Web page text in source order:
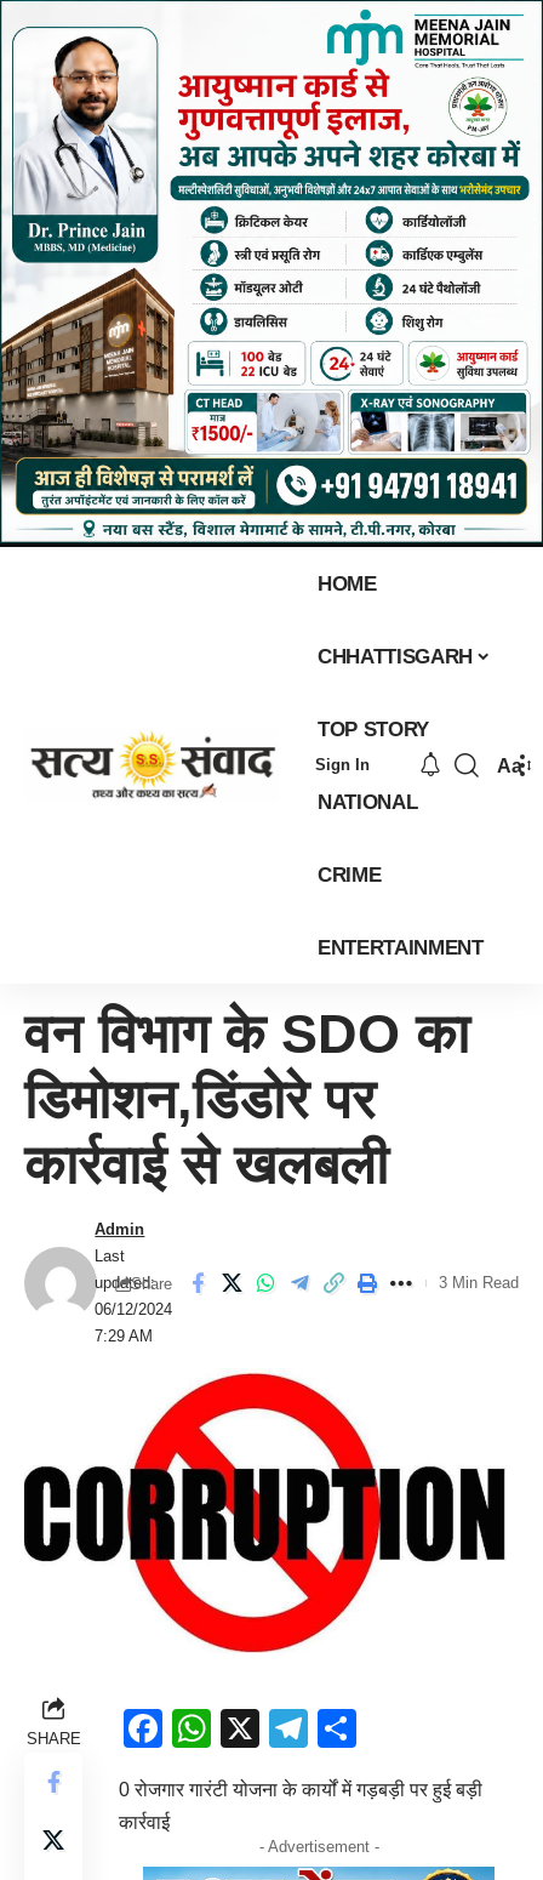
HOME
CHHATTISGARH
TOP STORY
NATIONAL
CRIME
ENTERTAINMENT
Sign In Aa
वन विभाग के SDO का
डिमोशन,डिंडोरे पर
कार्रवाई से खलबली
Last
updated:
06/12/2024
7:29 AM
Admin
Share 3 Min Read
SHARE Facebook
WhatsApp
X Telegram
0 रोजगार गारंटी योजना के कार्यों में गड़बड़ी पर हुई बड़ी
कार्रवाई
- Advertisement -